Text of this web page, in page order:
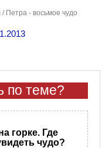
/ Петра - восьмое чудо
по теме?
горке. Где
чудо?